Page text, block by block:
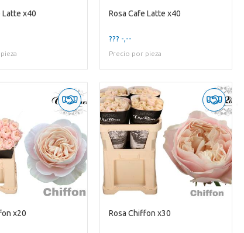
Latte x40 Rosa Cafe Latte x40
??? -,--
Precio por pieza
x20 Rosa Chiffon x30